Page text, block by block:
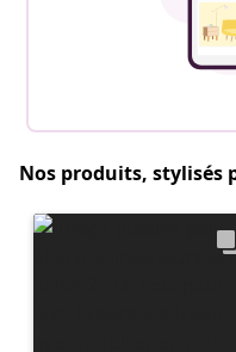
Nos produits, stylisés